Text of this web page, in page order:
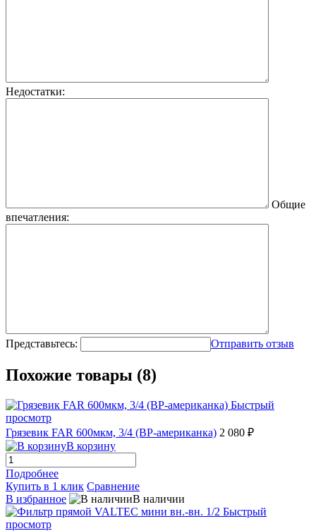
Недостатки:
Общие
впечатления:
Представьтесь: Отправить отзыв
Похожие товары (8)
Быстрый
просмотр
Грязевик FAR 600мкм, 3/4 (ВР-американка) 2 080 ₽
В корзину
Подробнее
Купить в 1 клик Сравнение
В избранное
В наличии
Быстрый
просмотр